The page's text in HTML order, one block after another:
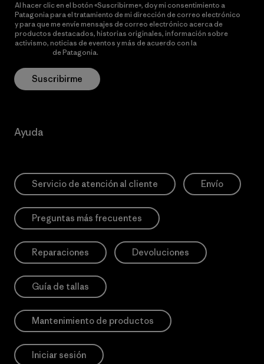
Al hacer clic en el botón «Suscribirme», doy mi consentimiento a
Patagonia para el tratamiento de mi dirección de correo electrónico
y para que me envíe mensajes de correo electrónico acerca de
productos destacados, historias originales, información sobre
activismo, noticias de eventos y más de acuerdo con la
de Patagonia.
Suscribirme
Ayuda
Servicio de atención al cliente Envío
Preguntas más frecuentes
Reparaciones Devoluciones
Guía de tallas
Mantenimiento de productos
Iniciar sesión